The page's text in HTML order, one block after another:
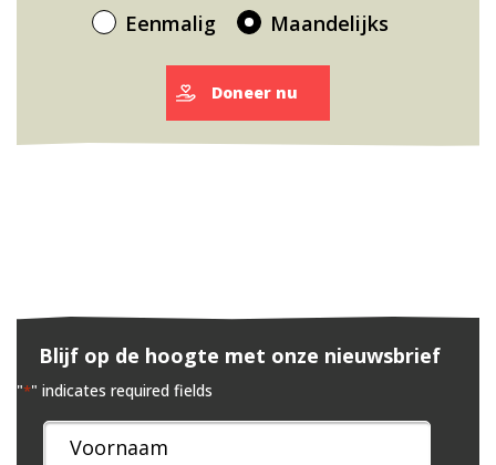
Eenmalig Maandelijks
Doneer nu
Blijf op de hoogte met onze nieuwsbrief
"*" indicates required fields
Naam